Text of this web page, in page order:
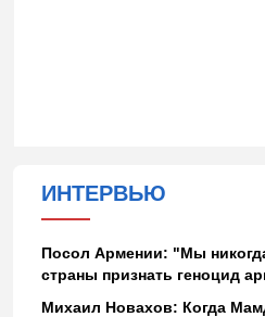
ИНТЕРВЬЮ
Посол Армении: "Мы
страны признать геноцид
Михаил Новахов: Когда